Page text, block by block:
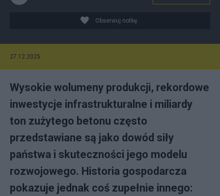
Obserwuj notkę
27.12.2025
Wysokie wolumeny produkcji, rekordowe
inwestycje infrastrukturalne i miliardy
ton zużytego betonu często
przedstawiane są jako dowód siły
państwa i skuteczności jego modelu
rozwojowego. Historia gospodarcza
pokazuje jednak coś zupełnie innego: